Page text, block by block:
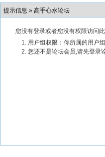
提示信息 » 高手心水论坛
您没有登录或者您没有权限访问
用户组权限：你所属的用户
您还不是论坛会员,请先登录